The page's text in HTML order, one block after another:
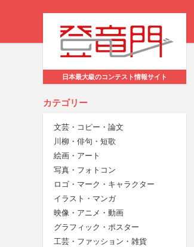
日本最大級のコンテスト情報サイト
カテゴリー
文芸・コピー・論文
川柳・俳句・短歌
絵画・アート
写真・フォトコン
ロゴ・マーク・キャラクター
イラスト・マンガ
映像・アニメ・動画
グラフィック・ポスター
工芸・ファッション・雑貨